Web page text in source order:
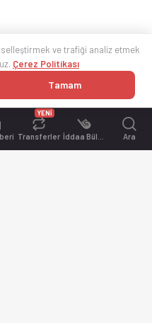
Transferler
YENİ
Ara
ve trafiği analiz etmek
Çerez Politikası
Tamam